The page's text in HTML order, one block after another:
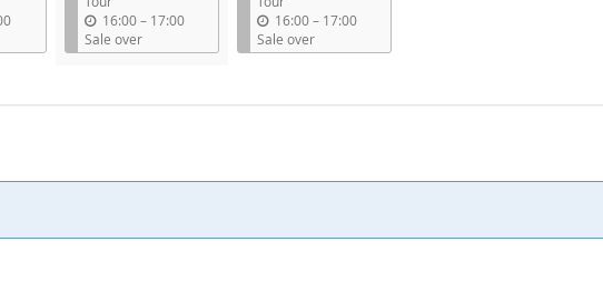
16:00–u
t
17:00
Sale over
16:00–u
t
17:00
Sale over